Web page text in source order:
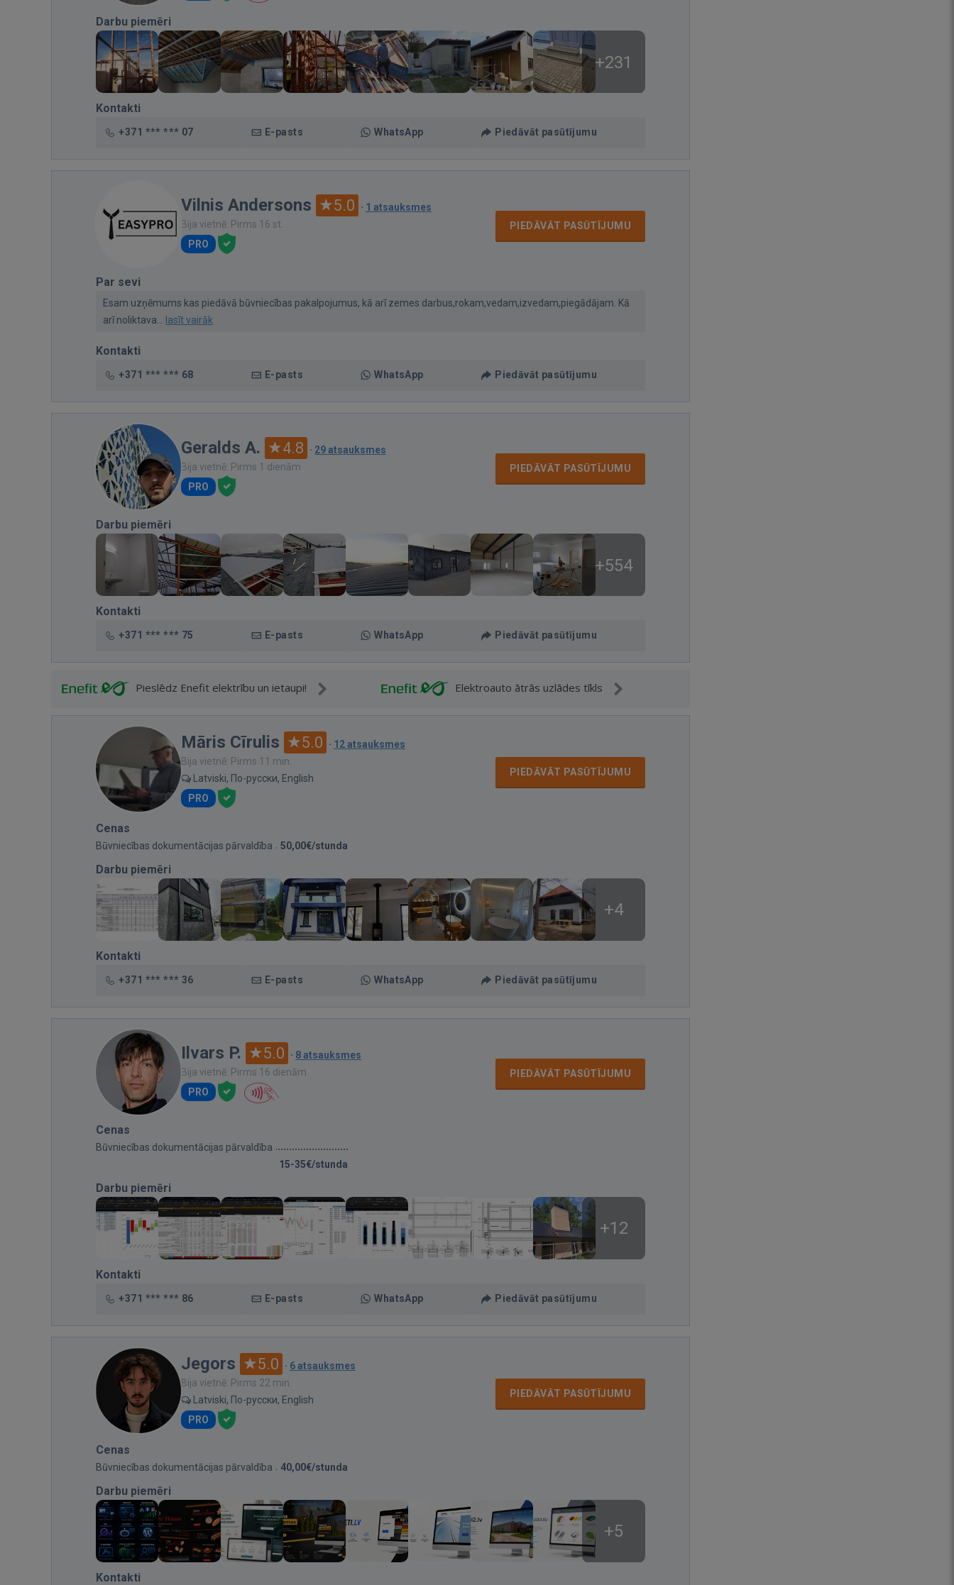
Darbu piemēri
+231
Kontakti
+371 *** *** 07 E-pasts WhatsApp Piedāvāt pasūtījumu
Vilnis Andersons 5.0 · 1 atsauksmes
Bija vietnē: Pirms 16 st.
PRO
PIEDĀVĀT PASŪTĪJUMU
Par sevi
Esam uzņēmums kas piedāvā būvniecības pakalpojumus, kā arī zemes darbus,rokam,vedam,izvedam,piegādājam. Kā
arī noliktava...
lasīt vairāk
Kontakti
+371 *** *** 68 E-pasts WhatsApp Piedāvāt pasūtījumu
Geralds A. 4.8 · 29 atsauksmes
Bija vietnē: Pirms 1 dienām
PRO
PIEDĀVĀT PASŪTĪJUMU
Darbu piemēri
+554
Kontakti
+371 *** *** 75 E-pasts WhatsApp Piedāvāt pasūtījumu
Pieslēdz Enefit elektrību un ietaupi! Elektroauto ātrās uzlādes tīkls
Māris Cīrulis 5.0 · 12 atsauksmes
Bija vietnē: Pirms 11 min.
Latviski, По-русски, English
PRO
PIEDĀVĀT PASŪTĪJUMU
Cenas
Būvniecības dokumentācijas pārvaldība 50,00€/stunda
Darbu piemēri
+4
Kontakti
+371 *** *** 36 E-pasts WhatsApp Piedāvāt pasūtījumu
Ilvars P. 5.0 · 8 atsauksmes
Bija vietnē: Pirms 16 dienām
PRO
PIEDĀVĀT PASŪTĪJUMU
Cenas
Būvniecības dokumentācijas pārvaldība
15-35€/stunda
Darbu piemēri
+12
Kontakti
+371 *** *** 86 E-pasts WhatsApp Piedāvāt pasūtījumu
Jegors 5.0 · 6 atsauksmes
Bija vietnē: Pirms 22 min.
Latviski, По-русски, English
PRO
PIEDĀVĀT PASŪTĪJUMU
Cenas
Būvniecības dokumentācijas pārvaldība 40,00€/stunda
Darbu piemēri
+5
Kontakti